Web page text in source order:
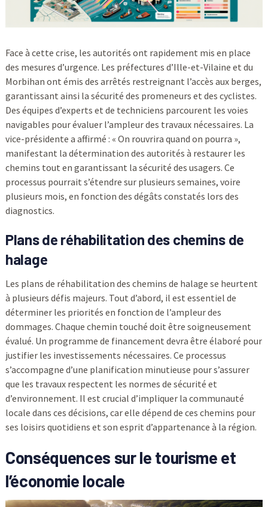
Face à cette crise, les autorités ont rapidement mis en place
des mesures d’urgence. Les préfectures d’Ille-et-Vilaine et du
Morbihan ont émis des arrêtés restreignant l’accès aux berges,
garantissant ainsi la sécurité des promeneurs et des cyclistes.
Des équipes d’experts et de techniciens parcourent les voies
navigables pour évaluer l’ampleur des travaux nécessaires. La
vice-présidente a affirmé : « On rouvrira quand on pourra »,
manifestant la détermination des autorités à restaurer les
chemins tout en garantissant la sécurité des usagers. Ce
processus pourrait s’étendre sur plusieurs semaines, voire
plusieurs mois, en fonction des dégâts constatés lors des
diagnostics.
Plans de réhabilitation des chemins de
halage
Les plans de réhabilitation des chemins de halage se heurtent
à plusieurs défis majeurs. Tout d’abord, il est essentiel de
déterminer les priorités en fonction de l’ampleur des
dommages. Chaque chemin touché doit être soigneusement
évalué. Un programme de financement devra être élaboré pour
justifier les investissements nécessaires. Ce processus
s’accompagne d’une planification minutieuse pour s’assurer
que les travaux respectent les normes de sécurité et
d’environnement. Il est crucial d’impliquer la communauté
locale dans ces décisions, car elle dépend de ces chemins pour
ses loisirs quotidiens et son esprit d’appartenance à la région.
Conséquences sur le tourisme et
l’économie locale